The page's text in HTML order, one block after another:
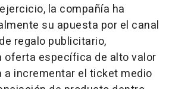
la compañía ha
su apuesta por el canal
regalo publicitario,
oferta específica de alto valor
a incrementar el ticket medio